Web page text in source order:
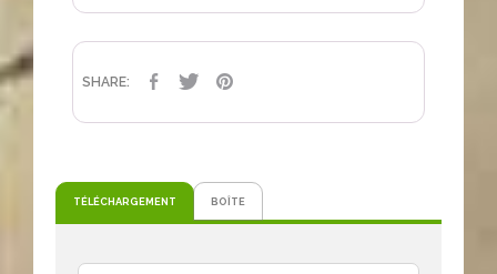
SHARE: PARTAGER
TWEET
TÉLÉCHARGEMENT BOÎTE